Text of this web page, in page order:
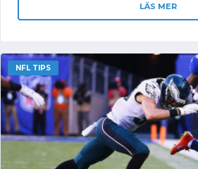
LÄS MER
NFL TIPS